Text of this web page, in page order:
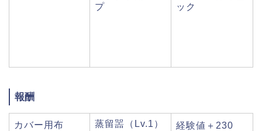
プ
ック
報酬
カバー用布 蒸留噐（Lv.1） 経験値＋230